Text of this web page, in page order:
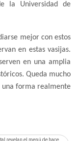
la Universidad de
mejor con estos
en estas vasijas.
en una amplia
Queda mucho
una forma realmente
revelan el menú de hace